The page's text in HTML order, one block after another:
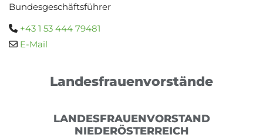
Bundesgeschäftsführer
 +43 1 53 444 79481
 E-Mail
Landesfrauenvorstände
LANDESFRAUENVORSTAND
NIEDERÖSTERREICH